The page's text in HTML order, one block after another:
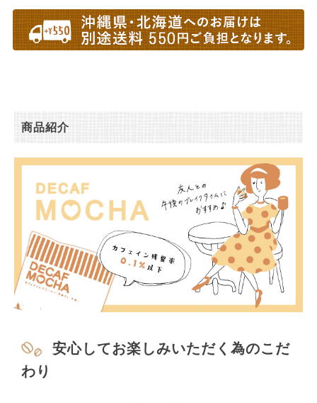
商品紹介
安心してお楽しみいただく為のこだ
わり